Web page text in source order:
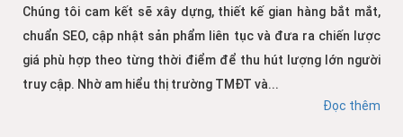
Chúng tôi cam kết sẽ xây dựng, thiết kế gian hàng bắt mắt,
chuẩn SEO, cập nhật sản phẩm liên tục và đưa ra chiến lược
giá phù hợp theo từng thời điểm để thu hút lượng lớn người
truy cập. Nhờ am hiểu thị trường TMĐT và...
Đọc thêm